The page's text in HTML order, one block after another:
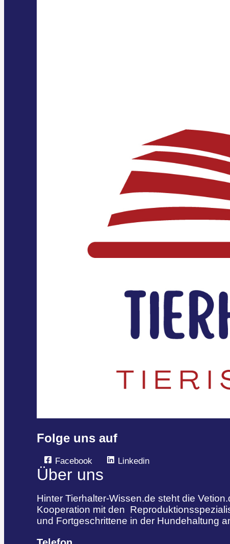
Folge uns auf
Facebook Linkedin
Über uns
Hinter Tierhalter-Wissen.de steht die
Kooperation mit den
und Fortgeschrittene in der Hundehaltung